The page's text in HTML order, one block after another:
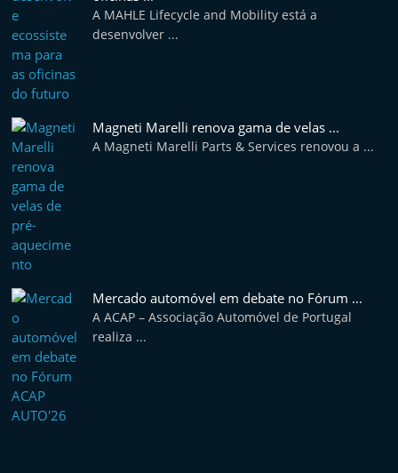
A MAHLE Lifecycle and Mobility está a
desenvolver ...
Magneti Marelli renova gama de velas ...
A Magneti Marelli Parts & Services renovou a ...
Mercado automóvel em debate no Fórum ...
A ACAP – Associação Automóvel de Portugal
realiza ...